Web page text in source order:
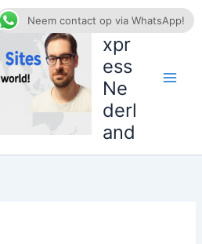
AliE
xpr
ess
Ne
derl
and
Neem contact op via WhatsApp!